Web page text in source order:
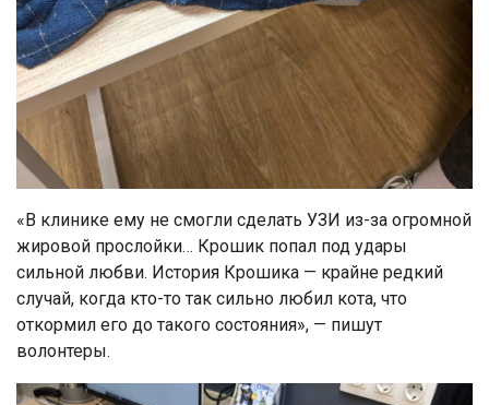
«В клинике ему не смогли сделать УЗИ из-за огромной
жировой прослойки… Крошик попал под удары
сильной любви. История Крошика — крайне редкий
случай, когда кто-то так сильно любил кота, что
откормил его до такого состояния», — пишут
волонтеры.